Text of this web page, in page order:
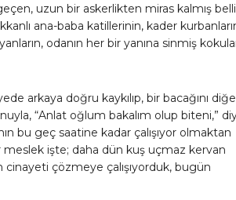
uzun bir askerlikten miras kalmış
ana-baba katillerinin, kader
odanın her bir yanına sinmiş
arkaya doğru kaykılıp, bir bacağını
“Anlat oğlum bakalım olup biteni,”
bu geç saatine kadar çalışıyor olmaktan
işte; daha dün kuş uçmaz kervan
çözmeye çalışıyorduk, bugün